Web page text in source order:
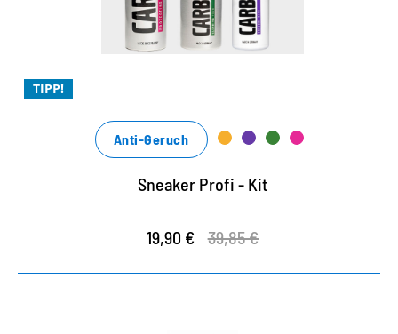
TIPP!
Anti-Geruch
Sneaker Profi - Kit
19,90 € 39,85 €